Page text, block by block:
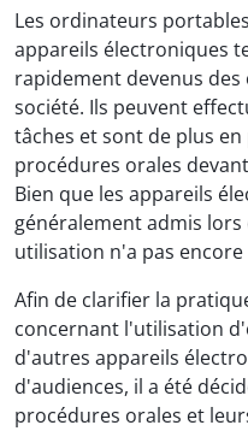
Les ordinateurs
appareils électroniques
rapidement devenus
société. Ils peuvent
tâches et sont de plus
procédures orales
Bien que les appareils
généralement admis
utilisation n'a pas
Afin de clarifier la
concernant l'utilisation
d'autres appareils
d'audiences, il a été
procédures orales et